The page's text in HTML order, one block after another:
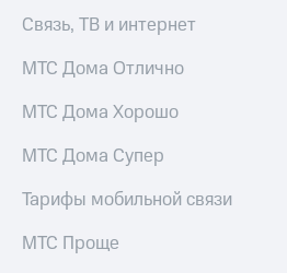
капитал
Контроль
аудит
акций
Описание
приобретения
выкупа
Связь, ТВ и интернет
МТС Дома Отлично
МТС Дома Хорошо
МТС Дома Супер
Тарифы мобильной связи
МТС Проще